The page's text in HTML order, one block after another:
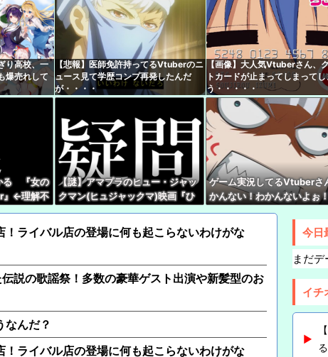
ブ姿でタバコを吸いながら説明
【にじさんじ】酒寄、「けんチ
起こらないわけがなく…！？
【速報】人気Vtuberみけねこさ
wwwww←み！さんなんでもや
【悲報】中国、橋の欄干が強
でくっつけただけ」「正常で、
【ホロライブ】社員にビブー好
【ぶいすぽ】謹慎期間中につい
こともない』
【ホロライブ】「hololive
開
【宝鐘マリン生誕祭2026】チラ
ます!!!!!!!7周年だけに!!!!!!!【ホ
にじさんじのフレン・E・ルス
り高校、一
爆売れして
【悲報】医師免許持ってるVtuberのニ
ュース見て学歴コンプ再発したんだ
が・・・・
【画像】大人気Vtuberさん、
トカードが止まってしまってし
う・・・・・
る 『女の
』←理解不
【謎】アマプラのヒュー・ジャッ
クマン(ヒュジャックマ)映画『ひ
聴が滅茶苦茶多い…いったいなぜ
ゲーム実況してるVtuberさ
かんない！わかんないよぉ
！ライバル店の登場に何も起こらないわけがな
説の歌謡祭！多数の豪華ゲスト出演や新髪型のお
なんだ？
！ライバル店の登場に何も起こらないわけがな
今日
まだデ
イチ